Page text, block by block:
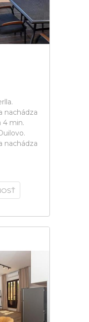
nachádza
4 min.
nachádza